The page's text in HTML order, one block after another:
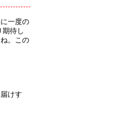
一度の
待し
。この
けす